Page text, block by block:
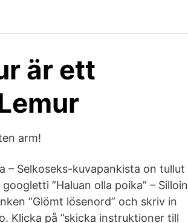
är ett
arm!
– Selkoseks-kuvapankista on tullut
”Haluan olla poika” – Silloin
”Glömt lösenord” och skriv in
Klicka på ”skicka instruktioner till